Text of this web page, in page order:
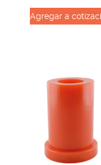
Agregar a